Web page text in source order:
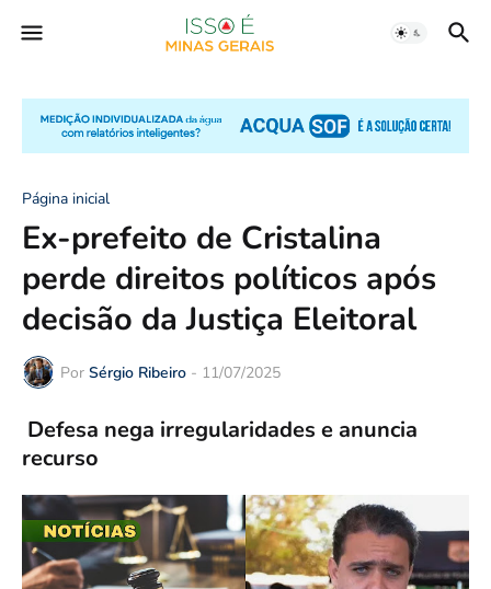
Página inicial
Ex-prefeito de Cristalina
perde direitos políticos após
decisão da Justiça Eleitoral
Por Sérgio Ribeiro - 11/07/2025
Defesa nega irregularidades e anuncia
recurso